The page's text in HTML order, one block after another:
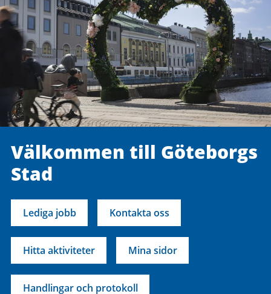
Välkommen till Göteborgs
Stad
Lediga jobb Kontakta oss
Hitta aktiviteter Mina sidor
Handlingar och protokoll